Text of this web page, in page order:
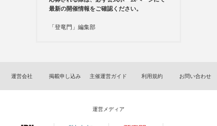
最新の開催情報をご確認ください。
「登竜門」編集部
運営会社 掲載申し込み 主催運営ガイド 利用規約 お問い合わせ
運営メディア